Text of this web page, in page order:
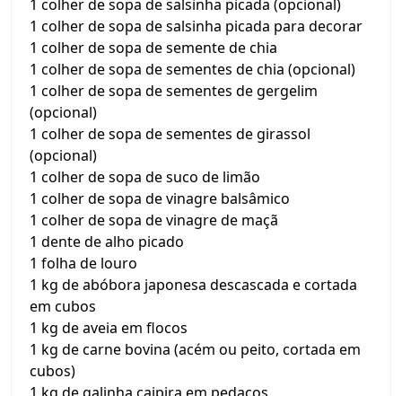
1 colher de sopa de salsinha picada (opcional)
1 colher de sopa de salsinha picada para decorar
1 colher de sopa de semente de chia
1 colher de sopa de sementes de chia (opcional)
1 colher de sopa de sementes de gergelim
(opcional)
1 colher de sopa de sementes de girassol
(opcional)
1 colher de sopa de suco de limão
1 colher de sopa de vinagre balsâmico
1 colher de sopa de vinagre de maçã
1 dente de alho picado
1 folha de louro
1 kg de abóbora japonesa descascada e cortada
em cubos
1 kg de aveia em flocos
1 kg de carne bovina (acém ou peito, cortada em
cubos)